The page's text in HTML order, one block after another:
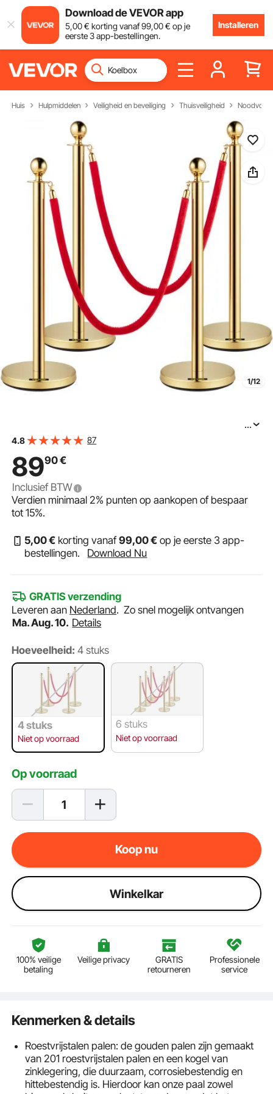
Download de VEVOR app
5,00€ korting vanaf99,00€ op je
eerste 3 app-bestellingen.
Installeren
Huis Hulpmiddelen Veiligheid en beveiliging Thuisveiligheid
1/12
VEVOR 4-delig crowd control systeem, totale hoogte 96
m touwlengte voor bruiloften, hotels, tentoonstellingen,
...
4.8 87
8990€
Inclusief BTW
Verdien minimaal2% punten op aankopen of bespaar
tot15%.
5,00€ korting vanaf99,00€ op je eerste 3 app-
bestellingen.
Download Nu
GRATIS verzending
Leveren aan Nederland.Zo snel mogelijk ontvangen
Ma. Aug. 10. Details
Hoeveelheid: 4 stuks
4 stuks
Niet op voorraad
6 stuks
Niet op voorraad
Op voorraad
Koop nu
Winkelkar
100% veilige
betaling
Veilige privacy
GRATIS
retourneren
Professionele
service
Kenmerken & details
Roestvrijstalen palen: de gouden palen zijn gemaakt
van 201 roestvrijstalen palen en een kogel van
zinklegering, die duurzaam, corrosiebestendig en
hittebestendig is. Hierdoor kan onze paal zowel